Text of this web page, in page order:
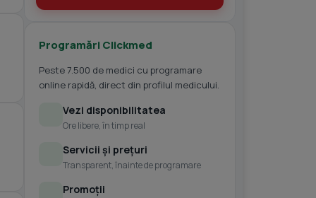
Programări Clickmed
Peste 7.500 de medici cu programare
online rapidă, direct din profilul medicului.
Vezi disponibilitatea
Ore libere, în timp real
Servicii și prețuri
Transparent, înainte de programare
Promoții